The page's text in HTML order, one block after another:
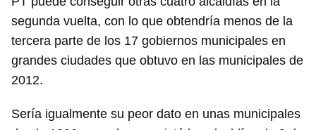
segunda vuelta, con lo que obtendría menos de la
tercera parte de los 17 gobiernos municipales en
grandes ciudades que obtuvo en las municipales de
2012.
Sería igualmente su peor dato en unas municipales